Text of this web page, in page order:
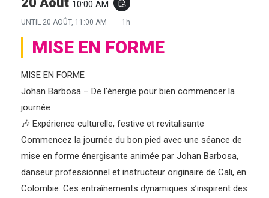
10:00 AM event_repeat
UNTIL 20 AOÛT, 11:00 AM 1h
MISE EN FORME
MISE EN FORME
Johan Barbosa – De l’énergie pour bien commencer la
journée
🎶 Expérience culturelle, festive et revitalisante
Commencez la journée du bon pied avec une séance de
mise en forme énergisante animée par Johan Barbosa,
danseur professionnel et instructeur originaire de Cali, en
Colombie. Ces entraînements dynamiques s’inspirent des